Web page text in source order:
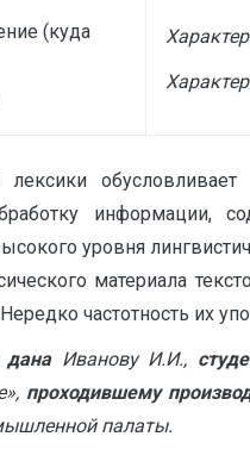
(куда
лексики
информации,
уровня
материала
частотность их
данаИванову И.И.,
проходившему
палаты.